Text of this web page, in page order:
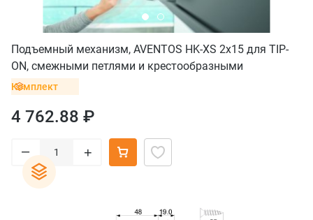
Подъемный механизм, AVENTOS HK-XS 2x15 для TIP-
ON, смежными петлями и крестообразными
ответными планками с винтом
Комплект
4 762.88 ₽
– +